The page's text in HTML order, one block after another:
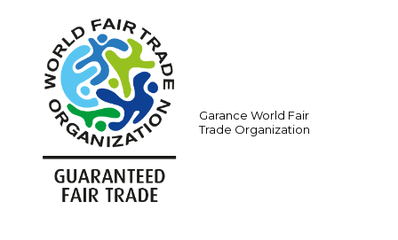
Garance World Fair
Trade Organization
HĽADAŤ